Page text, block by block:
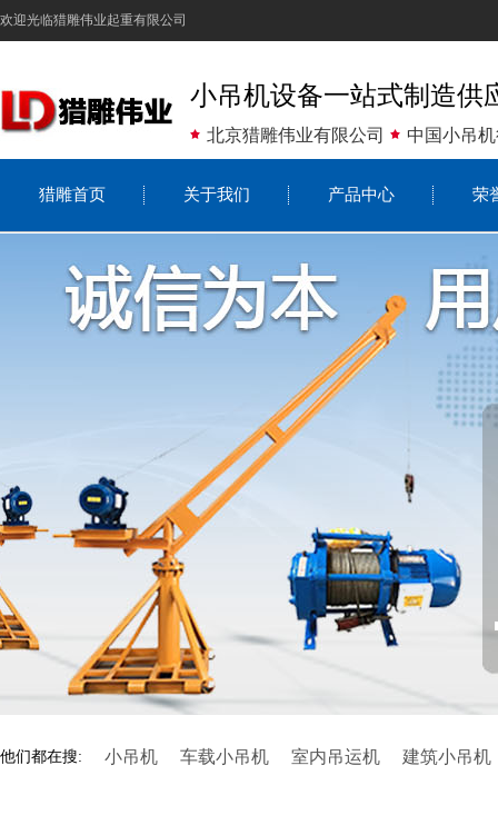
欢迎光临猎雕伟业起重有限公司
小吊机设备一站式制造供
北京猎雕伟业有限公司 中国小吊
猎雕首页 关于我们 产品中心 荣
他们都在搜: 小吊机 车载小吊机 室内吊运机 建筑小吊机